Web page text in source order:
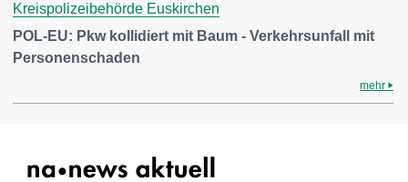
Kreispolizeibehörde Euskirchen
POL-EU: Pkw kollidiert mit Baum - Verkehrsunfall mit
Personenschaden
mehr